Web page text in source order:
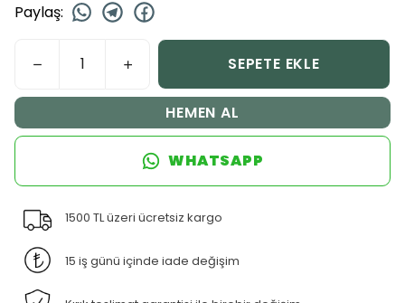
Paylaş:
SEPETE EKLE
HEMEN AL
WHATSAPP
1500 TL üzeri ücretsiz kargo
15 iş günü içinde iade değişim